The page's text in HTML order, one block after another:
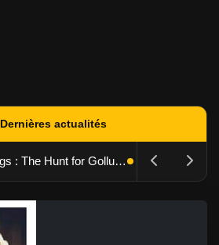
Dernières actualités
The Lord of the Rings : The Hunt for Gollum – Peter Jackson replonge dans la Terre du Milieu en 2027